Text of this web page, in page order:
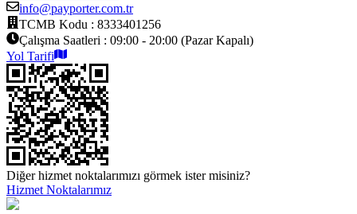
info@payporter.com.tr
TCMB Kodu : 8333401256
Çalışma Saatleri : 09:00 - 20:00 (Pazar Kapalı)
Yol Tarifi
Diğer hizmet noktalarımızı görmek ister misiniz?
Hizmet Noktalarımız